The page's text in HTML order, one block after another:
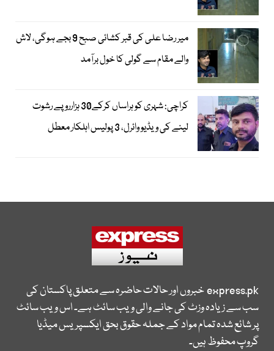
میر رضا علی کی قبر کشائی صبح 9 بجے ہوگی، لاش
والے مقام سے گولی کا خول برآمد
کراچی: شہری کو ہراساں کرکے30 ہزارروپے رشوت
لینے کی ویڈیو وائرل، 3 پولیس اہلکار معطل
express.pkخبروں اور حالات حاضرہ سے متعلق پاکستان کی
سب سے زیادہ وزٹ کی جانے والی ویب سائٹ ہے۔ اس ویب سائٹ
پر شائع شدہ تمام مواد کے جملہ حقوق بحق ایکسپریس میڈیا
گروپ محفوظ ہیں۔